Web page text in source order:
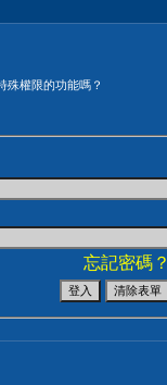
殊權限的功能嗎？
忘記密碼？